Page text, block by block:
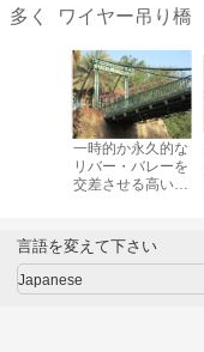
多く ワイヤー吊り橋
ル
一時的か永久的な
リバー・バレーを
交差させる高い鋼
言語を変えて下さい
Japanese